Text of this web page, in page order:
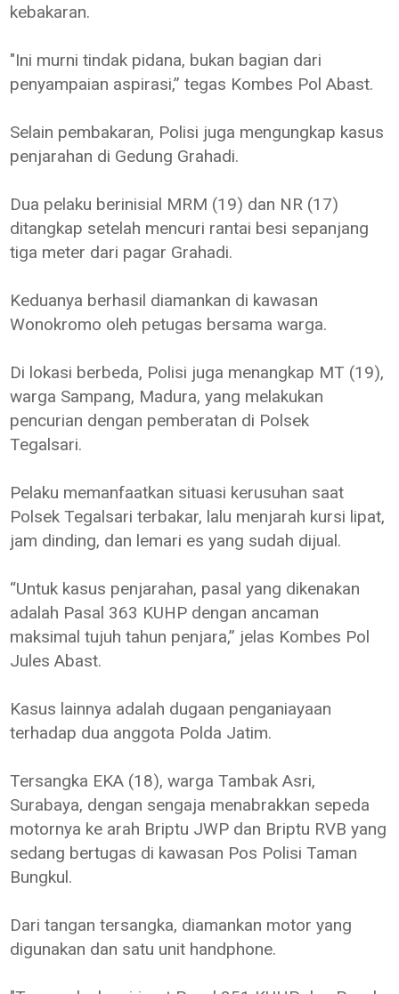
kebakaran.
"Ini murni tindak pidana, bukan bagian dari
penyampaian aspirasi,” tegas Kombes Pol Abast.
Selain pembakaran, Polisi juga mengungkap kasus
penjarahan di Gedung Grahadi.
Dua pelaku berinisial MRM (19) dan NR (17)
ditangkap setelah mencuri rantai besi sepanjang
tiga meter dari pagar Grahadi.
Keduanya berhasil diamankan di kawasan
Wonokromo oleh petugas bersama warga.
Di lokasi berbeda, Polisi juga menangkap MT (19),
warga Sampang, Madura, yang melakukan
pencurian dengan pemberatan di Polsek
Tegalsari.
Pelaku memanfaatkan situasi kerusuhan saat
Polsek Tegalsari terbakar, lalu menjarah kursi lipat,
jam dinding, dan lemari es yang sudah dijual.
“Untuk kasus penjarahan, pasal yang dikenakan
adalah Pasal 363 KUHP dengan ancaman
maksimal tujuh tahun penjara,” jelas Kombes Pol
Jules Abast.
Kasus lainnya adalah dugaan penganiayaan
terhadap dua anggota Polda Jatim.
Tersangka EKA (18), warga Tambak Asri,
Surabaya, dengan sengaja menabrakkan sepeda
motornya ke arah Briptu JWP dan Briptu RVB yang
sedang bertugas di kawasan Pos Polisi Taman
Bungkul.
Dari tangan tersangka, diamankan motor yang
digunakan dan satu unit handphone.